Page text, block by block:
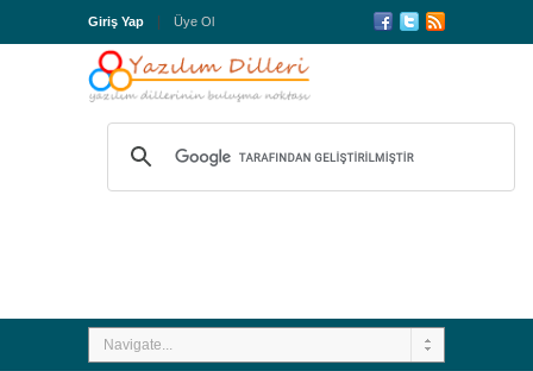
Giriş Yap Üye Ol
Navigate...